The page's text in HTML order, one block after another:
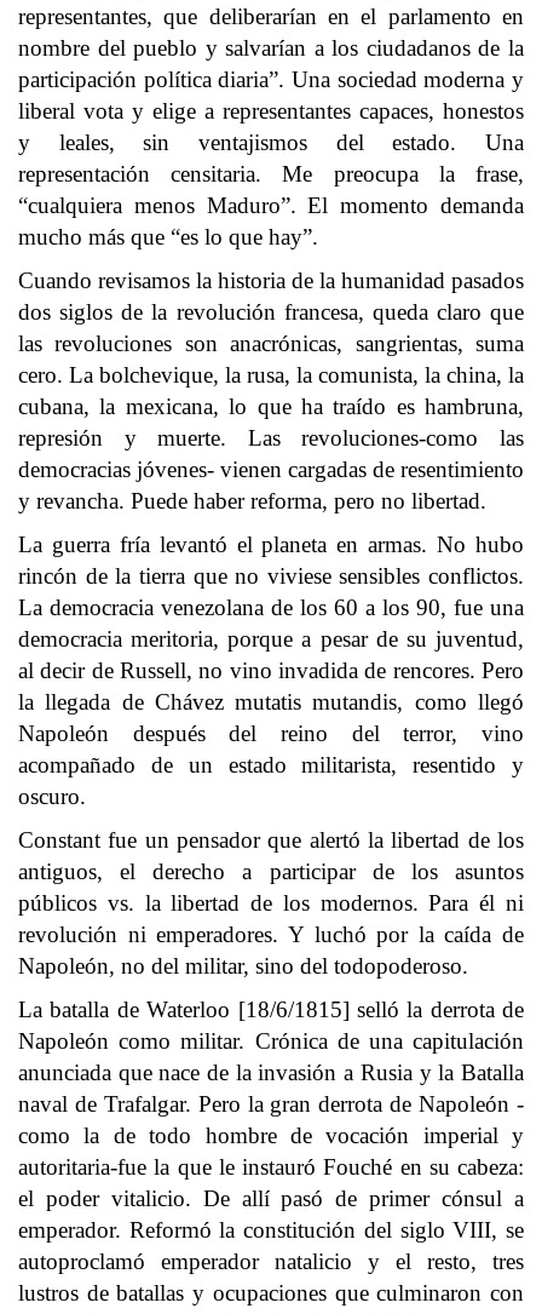
representantes, que deliberarían en el parlamento en
nombre del pueblo y salvarían a los ciudadanos de la
participación política diaria”. Una sociedad moderna y
liberal vota y elige a representantes capaces, honestos
y leales, sin ventajismos del estado. Una
representación censitaria. Me preocupa la frase,
“cualquiera menos Maduro”. El momento demanda
mucho más que “es lo que hay”.
Cuando revisamos la historia de la humanidad pasados
dos siglos de la revolución francesa, queda claro que
las revoluciones son anacrónicas, sangrientas, suma
cero. La bolchevique, la rusa, la comunista, la china, la
cubana, la mexicana, lo que ha traído es hambruna,
represión y muerte. Las revoluciones-como las
democracias jóvenes- vienen cargadas de resentimiento
y revancha. Puede haber reforma, pero no libertad.
La guerra fría levantó el planeta en armas. No hubo
rincón de la tierra que no viviese sensibles conflictos.
La democracia venezolana de los 60 a los 90, fue una
democracia meritoria, porque a pesar de su juventud,
al decir de Russell, no vino invadida de rencores. Pero
la llegada de Chávez mutatis mutandis, como llegó
Napoleón después del reino del terror, vino
acompañado de un estado militarista, resentido y
oscuro.
Constant fue un pensador que alertó la libertad de los
antiguos, el derecho a participar de los asuntos
públicos vs. la libertad de los modernos. Para él ni
revolución ni emperadores. Y luchó por la caída de
Napoleón, no del militar, sino del todopoderoso.
La batalla de Waterloo [18/6/1815] selló la derrota de
Napoleón como militar. Crónica de una capitulación
anunciada que nace de la invasión a Rusia y la Batalla
naval de Trafalgar. Pero la gran derrota de Napoleón -
como la de todo hombre de vocación imperial y
autoritaria-fue la que le instauró Fouché en su cabeza:
el poder vitalicio. De allí pasó de primer cónsul a
emperador. Reformó la constitución del siglo VIII, se
autoproclamó emperador natalicio y el resto, tres
lustros de batallas y ocupaciones que culminaron con